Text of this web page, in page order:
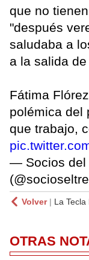
que no
"después
saludaba a
a la salida
Fátima
polémica del
que trabajo,
— Socios del
Volver| La Tecla
OTRAS